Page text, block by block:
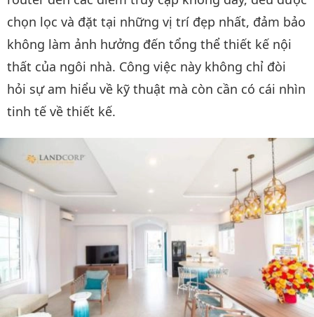
chọn lọc và đặt tại những vị trí đẹp nhất, đảm bảo
không làm ảnh hưởng đến tổng thể thiết kế nội
thất của ngôi nhà. Công việc này không chỉ đòi
hỏi sự am hiểu về kỹ thuật mà còn cần có cái nhìn
tinh tế về thiết kế.